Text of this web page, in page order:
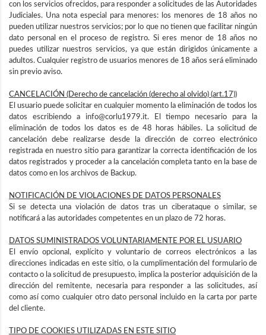
con los servicios ofrecidos, para responder a solicitudes de las Autoridades
Judiciales. Una nota especial para menores: los menores de 18 años no
pueden utilizar nuestros servicios; por lo que no tienen que facilitar ningún
dato personal en el proceso de registro. Si eres menor de 18 años no
puedes utilizar nuestros servicios, ya que están dirigidos únicamente a
adultos. Cualquier registro de usuarios menores de 18 años será eliminado
sin previo aviso.
CANCELACIÓN (Derecho de cancelación (derecho al olvido) (art.17))
El usuario puede solicitar en cualquier momento la eliminación de todos los
datos escribiendo a info@corlu1979.it. El tiempo necesario para la
eliminación de todos los datos es de 48 horas hábiles. La solicitud de
cancelación debe realizarse desde la dirección de correo electrónico
registrada en nuestro sitio para garantizar la correcta identificación de los
datos registrados y proceder a la cancelación completa tanto en la base de
datos como en los archivos de Backup.
NOTIFICACIÓN DE VIOLACIONES DE DATOS PERSONALES
Si se detecta una violación de datos tras un ciberataque o similar, se
notificará a las autoridades competentes en un plazo de 72 horas.
DATOS SUMINISTRADOS VOLUNTARIAMENTE POR EL USUARIO
El envío opcional, explícito y voluntario de correos electrónicos a las
direcciones indicadas en este sitio, o la cumplimentación del formulario de
contacto o la solicitud de presupuesto, implica la posterior adquisición de la
dirección del remitente, necesaria para responder a las solicitudes, así
como así como cualquier otro dato personal incluido en la carta por parte
del cliente.
TIPO DE COOKIES UTILIZADAS EN ESTE SITIO